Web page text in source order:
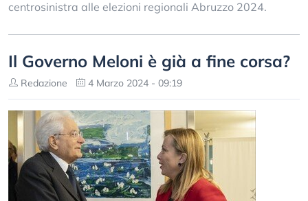
centrosinistra alle elezioni regionali Abruzzo 2024.
Il Governo Meloni è già a fine corsa?
Redazione 4 Marzo 2024 - 09:19